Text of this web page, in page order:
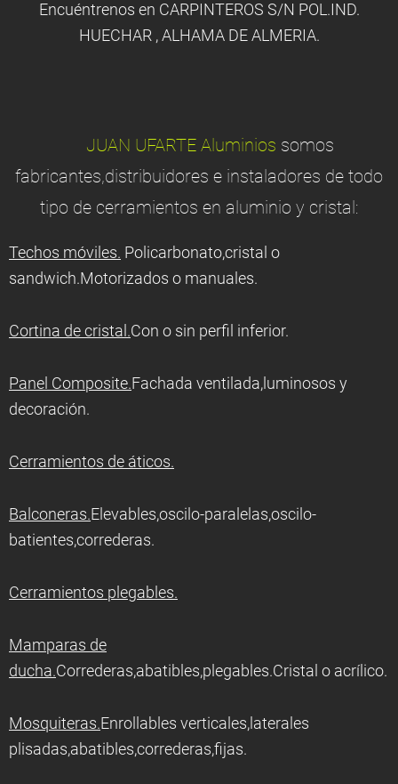
Encuéntrenos en CARPINTEROS S/N POL.IND.
HUECHAR , ALHAMA DE ALMERIA.
JUAN UFARTE Aluminios somos
fabricantes,distribuidores e instaladores de todo
tipo de cerramientos en aluminio y cristal:
Techos móviles. Policarbonato,cristal o
sandwich.Motorizados o manuales.
Cortina de cristal.Con o sin perfil inferior.
Panel Composite.Fachada ventilada,luminosos y
decoración.
Cerramientos de áticos.
Balconeras.Elevables,oscilo-paralelas,oscilo-
batientes,correderas.
Cerramientos plegables.
Mamparas de
ducha.Correderas,abatibles,plegables.Cristal o acrílico.
Mosquiteras.Enrollables verticales,laterales
plisadas,abatibles,correderas,fijas.